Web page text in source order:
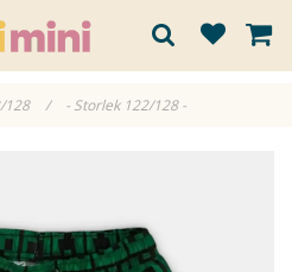
128 / - Storlek 122/128 -